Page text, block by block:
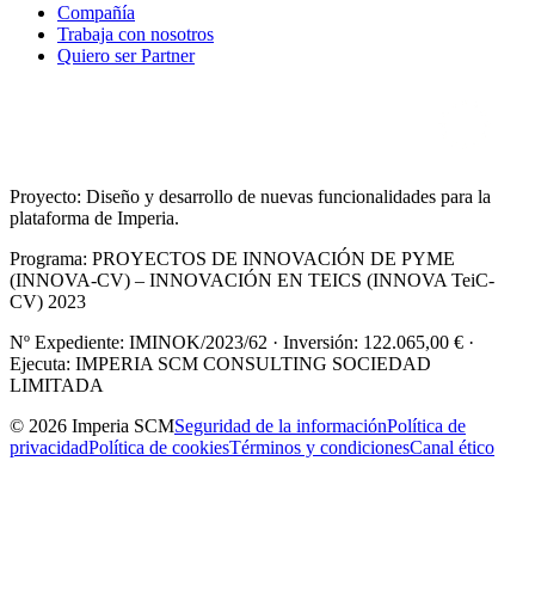
Compañía
Trabaja con nosotros
Quiero ser Partner
Proyecto: Diseño y desarrollo de nuevas funcionalidades para la
plataforma de Imperia.
Programa: PROYECTOS DE INNOVACIÓN DE PYME
(INNOVA-CV) – INNOVACIÓN EN TEICS (INNOVA TeiC-
CV) 2023
Nº Expediente: IMINOK/2023/62 · Inversión: 122.065,00 € ·
Ejecuta: IMPERIA SCM CONSULTING SOCIEDAD
LIMITADA
© 2026 Imperia SCMSeguridad de la informaciónPolítica de
privacidadPolítica de cookiesTérminos y condicionesCanal ético